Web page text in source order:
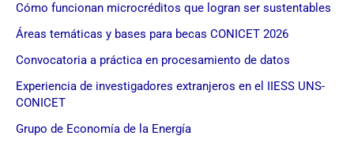
Cómo funcionan microcréditos que logran ser sustentables
Áreas temáticas y bases para becas CONICET 2026
Convocatoria a práctica en procesamiento de datos
Experiencia de investigadores extranjeros en el IIESS UNS-
CONICET
Grupo de Economía de la Energía